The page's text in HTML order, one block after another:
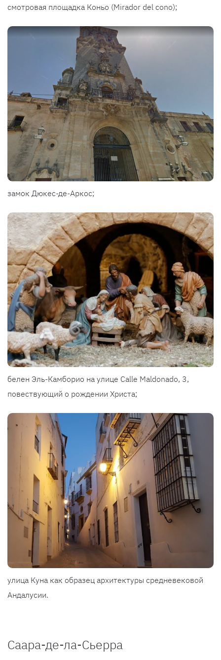
смотровая площадка Коньо (Mirador del cono);
замок Дюкес-де-Аркос;
белен Эль-Камборио на улице Calle Maldonado, 3,
повествующий о рождении Христа;
улица Куна как образец архитектуры средневековой
Андалусии.
Саара-де-ла-Сьерра